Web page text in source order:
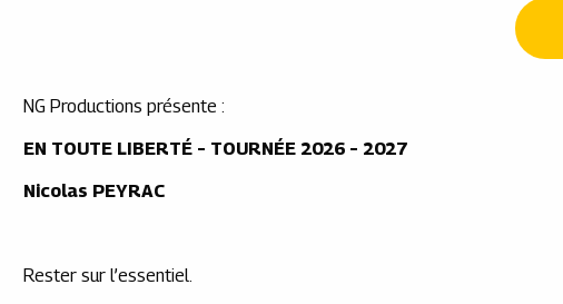
NG Productions présente :
EN TOUTE LIBERTÉ – TOURNÉE 2026 – 2027
Nicolas PEYRAC
Rester sur l’essentiel.